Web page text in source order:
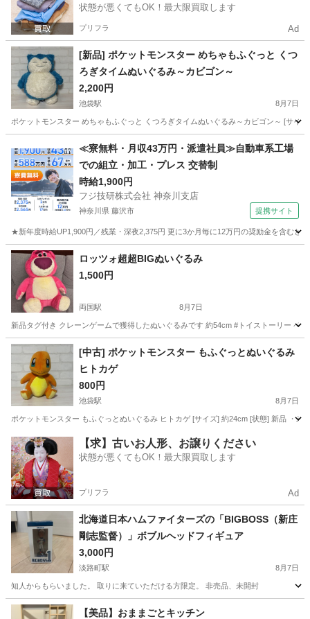
状態が悪くてもOK！最大限買取します
プリフラ Ad
[新品] ポケットモンスター めちゃもふぐっと くつ
ろぎタイムぬいぐるみ～カビゴン～
2,200円
池袋駅 8月7日
ポケットモンスター めちゃもふぐっと くつろぎタイムぬいぐるみ～カビゴン～ [サイ
池袋駅 おもちゃ カビゴン
≪寮無料・月収43万円・派遣社員≫自動車系工場
での組立・加工・プレス 交替制
時給1,900円
フジ技研株式会社 神奈川支店
神奈川県 藤沢市 提携サイト
★新年度時給UP1,900円／残業・深夜2,375円 更に3か月毎に12万円の奨励金を含む
神奈川 藤沢市
ロッツォ超超BIGぬいぐるみ
1,500円
両国駅 8月7日
新品タグ付き クレーンゲームで獲得したぬいぐるみです 約54cm #トイストーリー ペ
東京 墨田区 両国駅 おもちゃ
[中古] ポケットモンスター もふぐっとぬいぐるみ
ヒトカゲ
800円
池袋駅 8月7日
ポケットモンスター もふぐっとぬいぐるみ ヒトカゲ [サイズ] 約24cm [状態] 新品 ・
東京 豊島区 池袋駅 おもちゃ ポケットモンスター
【求】古いお人形、お譲りください
状態が悪くてもOK！最大限買取します
プリフラ Ad
北海道日本ハムファイターズの「BIGBOSS（新庄
剛志監督）」ボブルヘッドフィギュア
3,000円
淡路町駅 8月7日
知人からもらいました。 取りに来ていただける方限定。 非売品、未開封
東京 千代田区 淡路町駅 フィギュア
【美品】おままごとキッチン